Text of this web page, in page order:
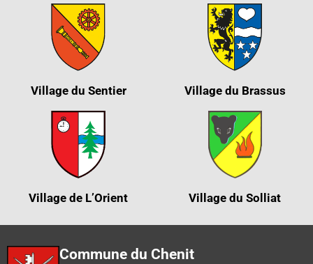
Village du Sentier Village du Brassus
Village de L’Orient Village du Solliat
Commune du Chenit